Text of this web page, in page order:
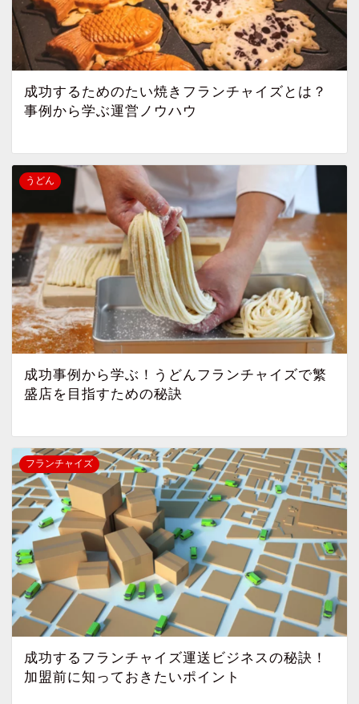
成功するためのたい焼きフランチャイズとは？
事例から学ぶ運営ノウハウ
うどん
成功事例から学ぶ！うどんフランチャイズで繁
盛店を目指すための秘訣
フランチャイズ
成功するフランチャイズ運送ビジネスの秘訣！
加盟前に知っておきたいポイント